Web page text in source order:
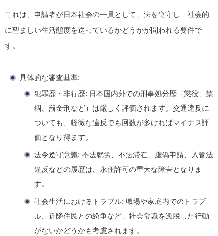
これは、申請者が日本社会の一員として、法を遵守し、社会的
に望ましい生活態度を送っているかどうかが問われる要件で
す。
具体的な審査基準:
犯罪歴・非行歴: 日本国内外での刑事処分歴（懲役、禁
錮、罰金刑など）は厳しく評価されます。交通違反に
ついても、軽微な違反でも回数が多ければマイナス評
価となり得ます。
法令遵守意識: 不法就労、不法滞在、虚偽申請、入管法
違反などの履歴は、永住許可の重大な障害となりま
す。
社会生活におけるトラブル: 職場や家庭内でのトラブ
ル、近隣住民との紛争など、社会常識を逸脱した行動
がないかどうかも考慮されます。